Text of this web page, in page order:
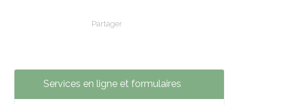
Partager
Services en ligne et formulaires